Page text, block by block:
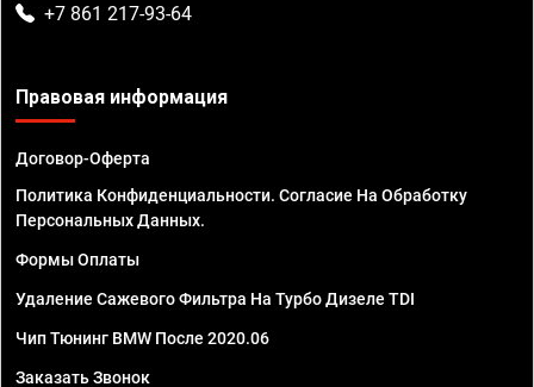
+7 861 217-93-64
Правовая информация
Договор-Оферта
Политика Конфиденциальности. Согласие На Обработку
Персональных Данных.
Формы Оплаты
Удаление Сажевого Фильтра На Турбо Дизеле TDI
Чип Тюнинг BMW После 2020.06
Заказать Звонок